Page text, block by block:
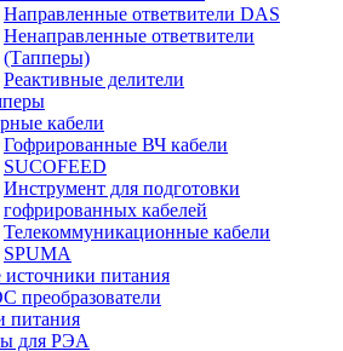
Направленные ответвители DAS
Ненаправленные ответвители
(Тапперы)
Реактивные делители
кабели
Гофрированные ВЧ кабели
SUCOFEED
Инструмент для подготовки
гофрированных кабелей
Телекоммуникационные кабели
SPUMA
питания
преобразователи
питания
для РЭА